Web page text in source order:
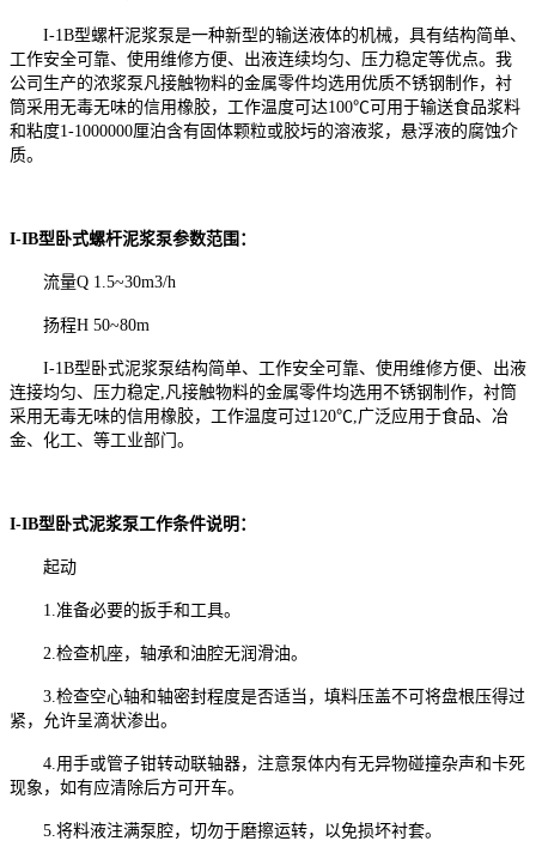
I-1B型螺杆泥浆泵是一种新型的输送液体的机械，具有结构简单、
工作安全可靠、使用维修方便、出液连续均匀、压力稳定等优点。我
公司生产的浓浆泵凡接触物料的金属零件均选用优质不锈钢制作，衬
筒采用无毒无味的信用橡胶，工作温度可达100℃可用于输送食品浆料
和粘度1-1000000厘泊含有固体颗粒或胶圬的溶液浆，悬浮液的腐蚀介
质。
I-IB型卧式螺杆泥浆泵参数范围：
流量Q 1.5~30m3/h
扬程H 50~80m
I-1B型卧式泥浆泵结构简单、工作安全可靠、使用维修方便、出液
连接均匀、压力稳定,凡接触物料的金属零件均选用不锈钢制作，衬筒
采用无毒无味的信用橡胶，工作温度可过120℃,广泛应用于食品、冶
金、化工、等工业部门。
I-IB型卧式泥浆泵工作条件说明：
起动
1.准备必要的扳手和工具。
2.检查机座，轴承和油腔无润滑油。
3.检查空心轴和轴密封程度是否适当，填料压盖不可将盘根压得过
紧，允许呈滴状渗出。
4.用手或管子钳转动联轴器，注意泵体内有无异物碰撞杂声和卡死
现象，如有应清除后方可开车。
5.将料液注满泵腔，切勿于磨擦运转，以免损坏衬套。